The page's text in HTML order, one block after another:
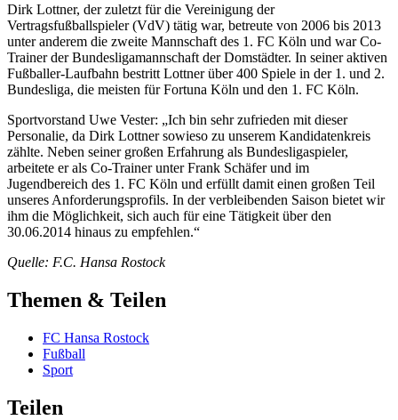
Dirk Lottner, der zuletzt für die Vereinigung der
Vertragsfußballspieler (VdV) tätig war, betreute von 2006 bis 2013
unter anderem die zweite Mannschaft des 1. FC Köln und war Co-
Trainer der Bundesligamannschaft der Domstädter. In seiner aktiven
Fußballer-Laufbahn bestritt Lottner über 400 Spiele in der 1. und 2.
Bundesliga, die meisten für Fortuna Köln und den 1. FC Köln.
Sportvorstand Uwe Vester: „Ich bin sehr zufrieden mit dieser
Personalie, da Dirk Lottner sowieso zu unserem Kandidatenkreis
zählte. Neben seiner großen Erfahrung als Bundesligaspieler,
arbeitete er als Co-Trainer unter Frank Schäfer und im
Jugendbereich des 1. FC Köln und erfüllt damit einen großen Teil
unseres Anforderungsprofils. In der verbleibenden Saison bietet wir
ihm die Möglichkeit, sich auch für eine Tätigkeit über den
30.06.2014 hinaus zu empfehlen.“
Quelle: F.C. Hansa Rostock
Themen & Teilen
FC Hansa Rostock
Fußball
Sport
Teilen